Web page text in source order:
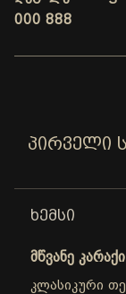
000 888
ᲞᲘᲠᲕᲔᲚᲘ
ᲮᲔᲛᲡᲘ
მწვანე კარაქი
კლასიკური